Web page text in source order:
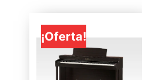
¡Oferta!